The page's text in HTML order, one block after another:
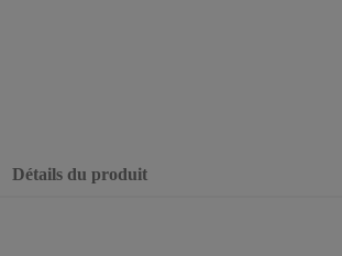
Détails du produit